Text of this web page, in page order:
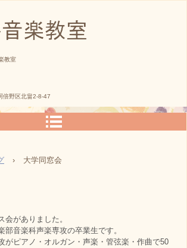
音楽教室
教室
倍野区北畠2-8-47
› 大学同窓会
会がありました。
部音楽科声楽専攻の卒業生です。
がピアノ・オルガン・声楽・管弦楽・作曲で50